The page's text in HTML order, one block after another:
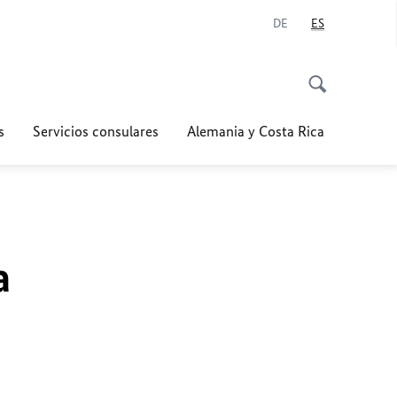
DE ES
Servicios consulares Alemania y Costa Rica